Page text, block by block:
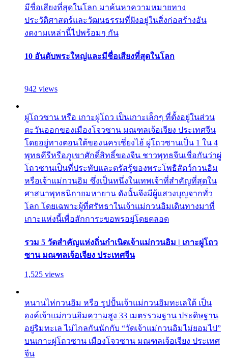
มีชื่อเสียงที่สุดในโลก มาค้นหาความหมายทาง
ประวัติศาสตร์และวัฒนธรรมที่ฝังอยู่ในสิ่งก่อสร้างอัน
งดงามเหล่านี้ไปพร้อมๆ กัน
10 อันดับพระใหญ่และมีชื่อเสียงที่สุดในโลก
942 views
ผู่โถวซาน หรือ เกาะผู่โถว เป็นเกาะเล็กๆ ที่ตั้งอยู่ในส่วน
ตะวันออกของเมืองโจวซาน มณฑลเจ้อเจียง ประเทศจีน
โดยอยู่ทางตอนใต้ของนครเซี่ยงไฮ้ ผู่โถวซานเป็น 1 ใน 4
พุทธคีรีหรือภูเขาศักดิ์สิทธิ์ของจีน ชาวพุทธจีนเชื่อกันว่าผู่
โถวซานเป็นที่ประทับและตรัสรู้ของพระโพธิสัตว์กวนอิม
หรือเจ้าแม่กวนอิม ซึ่งเป็นหนึ่งในเทพเจ้าที่สำคัญที่สุดใน
ศาสนาพุทธนิกายมหายาน ดังนั้นจึงมีผู้แสวงบุญจากทั่ว
โลก โดยเฉพาะผู้ที่ศรัทธาในเจ้าแม่กวนอิมเดินทางมาที่
เกาะแห่งนี้เพื่อสักการะขอพรอยู่โดยตลอด
รวม 5 วัดสำคัญแห่งถิ่นกำเนิดเจ้าแม่กวนอิม | เกาะผู่โถว
ซาน มณฑลเจ้อเจียง ประเทศจีน
1,525 views
หนานไห่กวนอิม หรือ รูปปั้นเจ้าแม่กวนอิมทะเลใต้ เป็น
องค์เจ้าแม่กวนอิมความสูง 33 เมตรรวมฐาน ประดิษฐาน
อยู่ริมทะเล ไม่ไกลกันนักกับ “วัดเจ้าแม่กวนอิมไม่ยอมไป”
บนเกาะผู่โถวซาน เมืองโจวซาน มณฑลเจ้อเจียง ประเทศ
จีน